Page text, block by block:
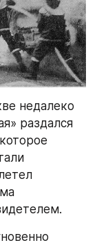
недалеко
раздался